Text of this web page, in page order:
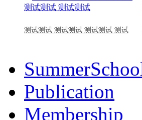
测试测试 测试测试 测试测试 测试
Publication
Membership